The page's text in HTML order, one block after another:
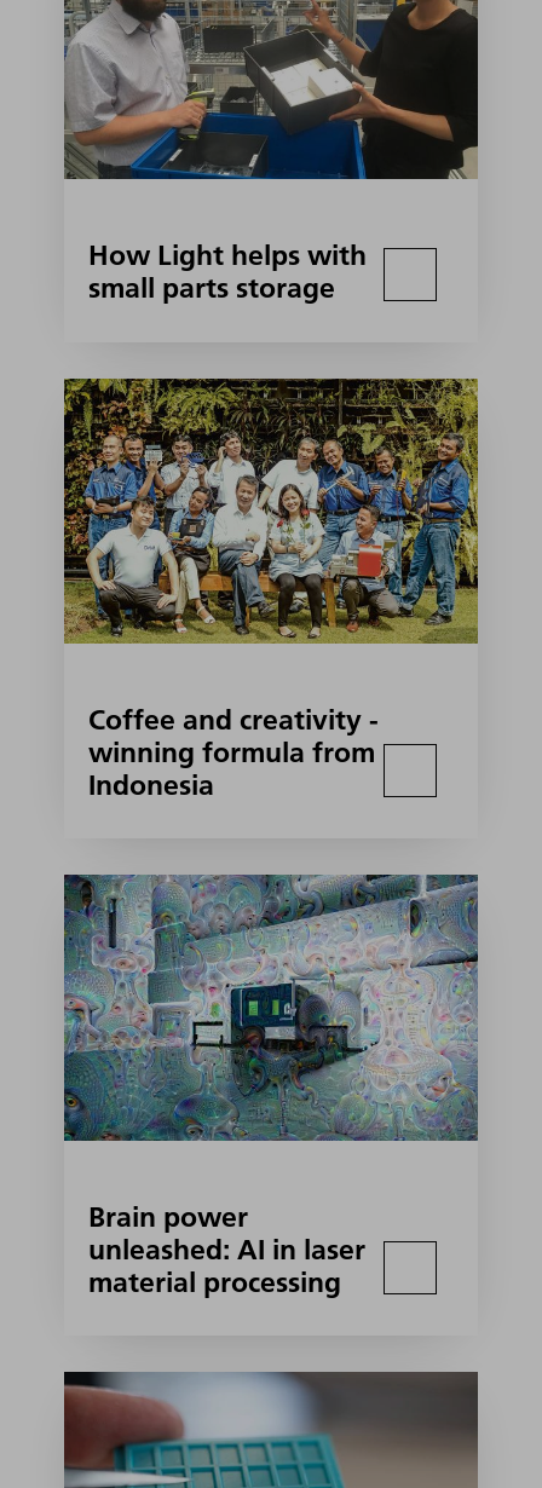
How Light helps with
small parts storage
Coffee and creativity -
winning formula from
Indonesia
Brain power
unleashed: AI in laser
material processing